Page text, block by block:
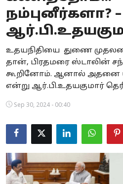
Business
Crime
Tamilnadu
National
World
Astrology
Spirituality
Weather
நம்புனீர்களா? –
உதயநிதியை துணை
தான், பிரதமரை ஸ்டாலின்
கூறினோம். ஆனால் அதனை
என்று ஆர்.பி.உதயகுமார்
Sep 30, 2024 - 00:40